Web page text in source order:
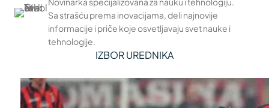
Sa strašću prema inovacijama, deli najnovije
informacije i priče koje osvetljavaju svet nauke i
tehnologije.
IZBOR UREDNIKA